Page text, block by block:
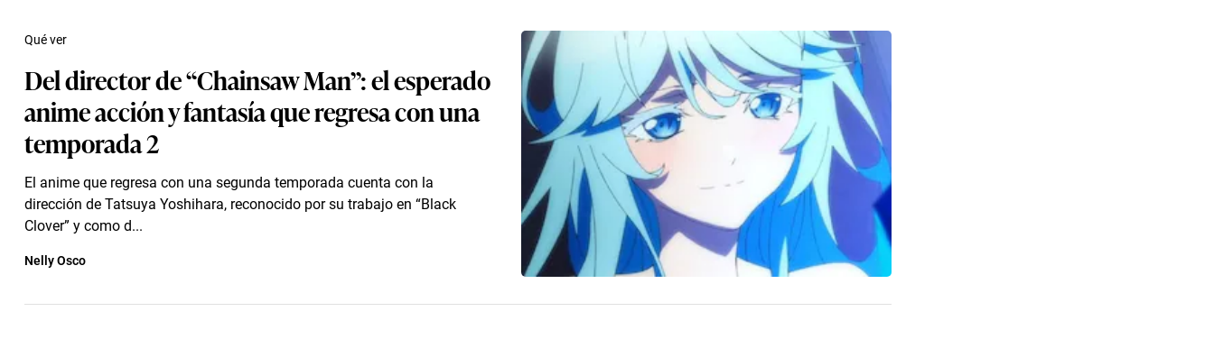
Del director de “Chainsaw Man”: el esperado
anime acción y fantasía que regresa con una
temporada 2
El anime que regresa con una segunda temporada cuenta con la
dirección de Tatsuya Yoshihara, reconocido por su trabajo en “Black
Clover” y como d...
Qué ver
Nelly Osco